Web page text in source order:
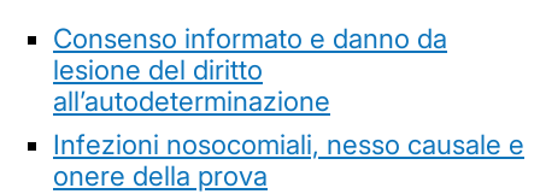
Consenso informato e danno da
lesione del diritto
all’autodeterminazione
Infezioni nosocomiali, nesso causale e
onere della prova